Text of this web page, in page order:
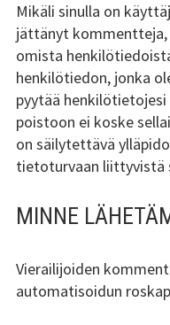
Mikäli sinulla on
jättänyt
omista
henkilötiedon, jonka
pyytää
poistoon ei koske
on säilytettävä
tietoturvaan liittyvistä
MINNE
Vierailijoiden
automatisoidun